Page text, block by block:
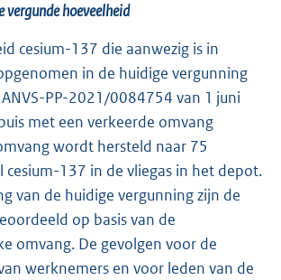
hoeveelheid
cesium-137 die aanwezig is in
in de huidige vergunning
PP-2021/0084754 van 1 juni
met een verkeerde omvang
wordt hersteld naar 75
cesium-137 in de vliegas in het depot.
van de huidige vergunning zijn de
op basis van de
omvang. De gevolgen voor de
werknemers en voor leden van de